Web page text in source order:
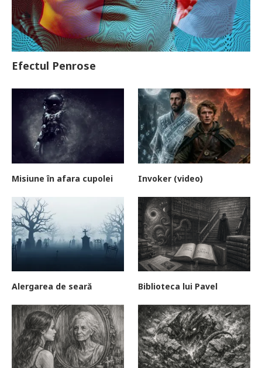
Efectul Penrose
Misiune în afara cupolei Invoker (video)
Alergarea de seară Biblioteca lui Pavel